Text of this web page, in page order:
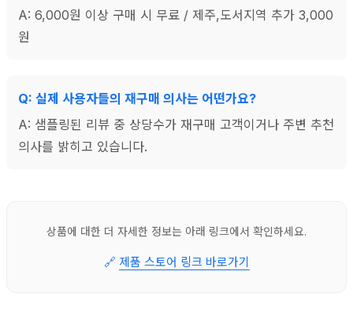
A: 6,000원 이상 구매 시 무료 / 제주,도서지역 추가 3,000
원
Q: 실제 사용자들의 재구매 의사는 어떤가요?
A: 샘플링된 리뷰 중 상당수가 재구매 고객이거나 주변 추천
의사를 밝히고 있습니다.
상품에 대한 더 자세한 정보는 아래 링크에서 확인하세요.
🔗 제품 스토어 링크 바로가기